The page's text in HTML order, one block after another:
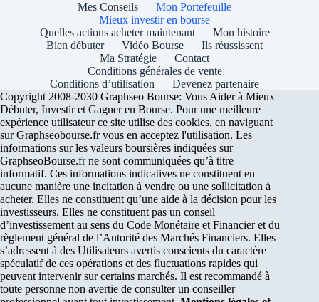
Mes Conseils
Mon Portefeuille
Mieux investir en bourse
Quelles actions acheter maintenant
Mon histoire
Bien débuter
Vidéo Bourse
Ils réussissent
Ma Stratégie
Contact
Conditions générales de vente
Conditions d’utilisation
Devenez partenaire
Copyright 2008-2030 Graphseo Bourse: Vous Aider à Mieux
Débuter, Investir et Gagner en Bourse. Pour une meilleure
expérience utilisateur ce site utilise des cookies, en naviguant
sur Graphseobourse.fr vous en acceptez l'utilisation. Les
informations sur les valeurs boursières indiquées sur
GraphseoBourse.fr ne sont communiquées qu’à titre
informatif. Ces informations indicatives ne constituent en
aucune manière une incitation à vendre ou une sollicitation à
acheter. Elles ne constituent qu’une aide à la décision pour les
investisseurs. Elles ne constituent pas un conseil
d’investissement au sens du Code Monétaire et Financier et du
règlement général de l’Autorité des Marchés Financiers. Elles
s’adressent à des Utilisateurs avertis conscients du caractère
spéculatif de ces opérations et des fluctuations rapides qui
peuvent intervenir sur certains marchés. Il est recommandé à
toute personne non avertie de consulter un conseiller